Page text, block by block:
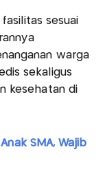
sesuai
warga
sekaligus
kesehatan di
SMA, Wajib